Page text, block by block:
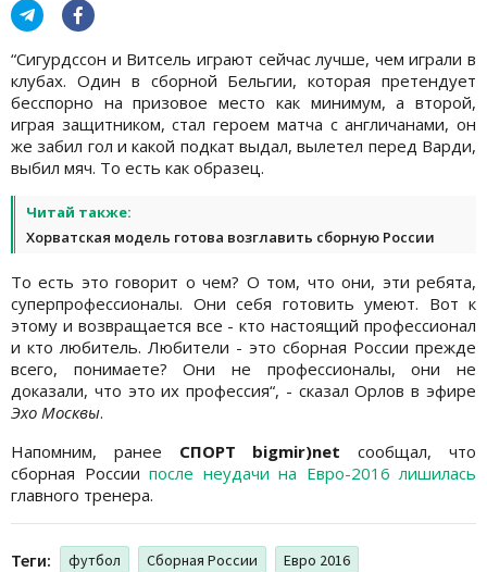
“Сигурдссон и Витсель играют сейчас лучше, чем играли в
клубах. Один в сборной Бельгии, которая претендует
бесспорно на призовое место как минимум, а второй,
играя защитником, стал героем матча с англичанами, он
же забил гол и какой подкат выдал, вылетел перед Варди,
выбил мяч. То есть как образец.
Читай также:
Хорватская модель готова возглавить сборную России
То есть это говорит о чем? О том, что они, эти ребята,
суперпрофессионалы. Они себя готовить умеют. Вот к
этому и возвращается все - кто настоящий профессионал
и кто любитель. Любители - это сборная России прежде
всего, понимаете? Они не профессионалы, они не
доказали, что это их профессия“, - сказал Орлов в эфире
Эхо Москвы.
Напомним, ранее СПОРТ bigmir)net сообщал, что
сборная России после неудачи на Евро-2016 лишилась
главного тренера.
Теги: футбол Сборная России Евро 2016